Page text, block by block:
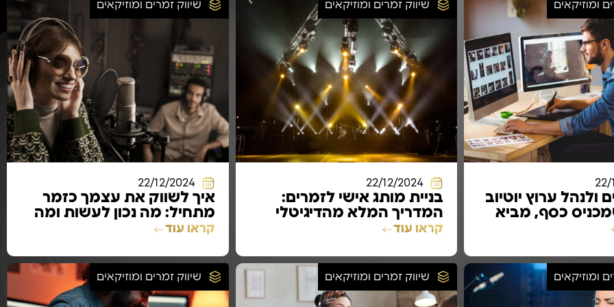
ומוזיקאים
22/
ולנהל ערוץ יוטיוב
כסף, מביא
ביוטיוב, והופך
שיווק זמרים ומוזיקאים
22/12/2024
בניית מותג אישי לזמרים:
המדריך המלא מהדיגיטלי
ועד לבמות הגדולות
קראו עוד
שיווק זמרים ומוזיקאים
22/12/2024
איך לשווק את עצמך כזמר
מתחיל: מה נכון לעשות ומה
לא נכון לעשות
קראו עוד
ומוזיקאים שיווק זמרים ומוזיקאים שיווק זמרים ומוזיקאים